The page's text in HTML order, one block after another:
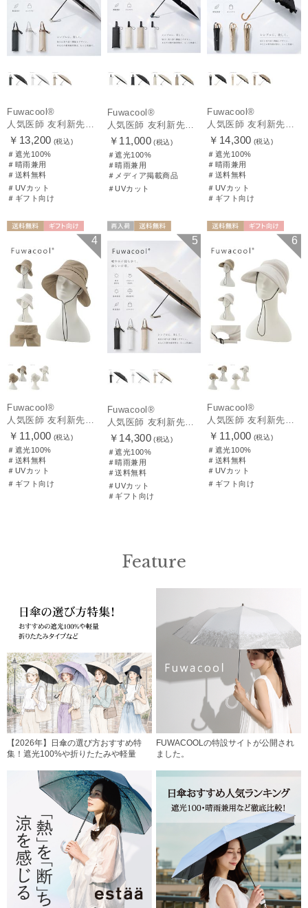
Fuwacool®
人気医師 友利新先生がほんきで作った”絶対に忘れない誰でも日傘” 50【晴雨兼用折りたたみ日傘】フワクール® (Fuwacool®) 雨の日OK 軽量 遮光100% UV100%
￥13,200 (税込)
＃遮光100%
＃晴雨兼用
＃送料無料
＃UVカット
＃ギフト向け
Fuwacool®
人気医師 友利新先生がほんきで作った”絶対に忘れない誰でも日傘”ワンタッチ開閉日傘【晴雨兼用折りたたみ日傘】フワクール® (Fuwacool®) 雨の日OK 軽量 遮光100% UV100％
￥11,000 (税込)
＃遮光100%
＃晴雨兼用
＃メディア掲載商品
＃UVカット
Fuwacool®
人気医師 友利新先生がほんきで作った”絶対に忘れない誰でも日傘” エレガント派のバンブーフリル【晴雨兼用日傘】フワクール® (Fuwacool®) 雨の日OK 軽量 遮光100% UV100％
￥14,300 (税込)
＃遮光100%
＃晴雨兼用
＃送料無料
＃UVカット
＃ギフト向け
ギフト向け
WOMEN
4
Fuwacool®
￥11,000 (税込)
＃遮光100%
＃送料無料
＃UVカット
＃ギフト向け
5
Fuwacool®
￥14,300 (税込)
＃遮光100%
＃晴雨兼用
＃送料無料
＃UVカット
＃ギフト向け
ギフト向け
WOMEN
6
Fuwacool®
￥11,000 (税込)
＃遮光100%
＃送料無料
＃UVカット
＃ギフト向け
Feature
【2026年】日傘の選び方おすすめ特
集！遮光100%や折りたたみや軽量
FUWACOOLの特設サイトが公開され
ました。